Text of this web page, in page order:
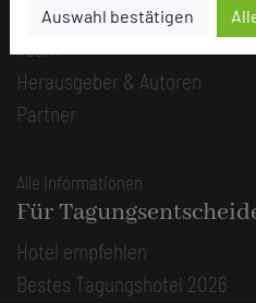
Auswahl bestätigen
Kategorie
Team
Herausgeber & Autoren
Partner
Alle Informationen
Für
Hotel empfehlen
Bestes Tagungshotel 2026